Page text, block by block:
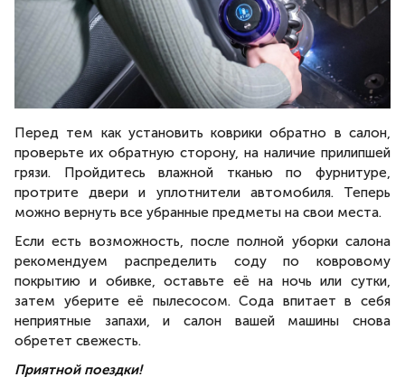
Перед тем как установить коврики обратно в салон,
проверьте их обратную сторону, на наличие прилипшей
грязи. Пройдитесь влажной тканью по фурнитуре,
протрите двери и уплотнители автомобиля. Теперь
можно вернуть все убранные предметы на свои места.
Если есть возможность, после полной уборки салона
рекомендуем распределить соду по ковровому
покрытию и обивке, оставьте её на ночь или сутки,
затем уберите её пылесосом. Сода впитает в себя
неприятные запахи, и салон вашей машины снова
обретет свежесть.
Приятной поездки!